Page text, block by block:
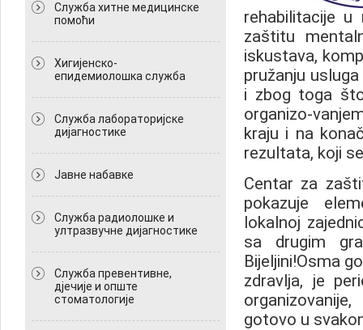
Служба хитне медицинске
помоћи
Хигијенско-
епидемиолошка служба
Служба лабораторијске
дијагностике
Јавне набавке
Служба радиолошке и
ултразвучне дијагностике
Служба превентивне,
дјечије и опште
стоматологије
rehabilitacije u
zaštitu
iskustava,
pružanju
i zbog toga
organizo-
kraju i na
rezultata, koji
Centar za
pokazuje
lokalnoj
sa drugim
Bijeljini!Osma
zdravlja, je
gotovo u